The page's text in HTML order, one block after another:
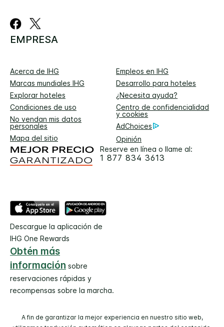
EMPRESA
Acerca de IHG
Empleos en IHG
Marcas mundiales IHG
Desarrollo para hoteles
Explorar hoteles
¿Necesita ayuda?
Condiciones de uso
Centro de confidencialidad
y cookies
No vendan mis datos
personales
AdChoices
Mapa del sitio
Opinión
Reserve en línea o llame al:
1 877 834 3613
Descargue la aplicación de
IHG One Rewards
Obtén más
información sobre
reservaciones rápidas y
recompensas sobre la marcha.
A fin de garantizar la mejor experiencia en nuestro sitio web,